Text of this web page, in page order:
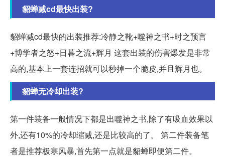
貂蝉减cd最快出装?
貂蝉减cd最快的出装推荐:冷静之靴+噬神之书+时之预言
+博学者之怒+日暮之流+辉月 这套出装的伤害爆发是非常
高的,基本上一套连招就可以秒掉一个脆皮,并且辉月也。
貂蝉无冷却出装?
第一件装备一般情况下都是出噬神之书,除了有吸血效果以
外,还有10%的冷却缩减,还是比较高的了。 第二件装备笔
者是推荐极寒风暴,首先第一点就是貂蝉即便第二件。